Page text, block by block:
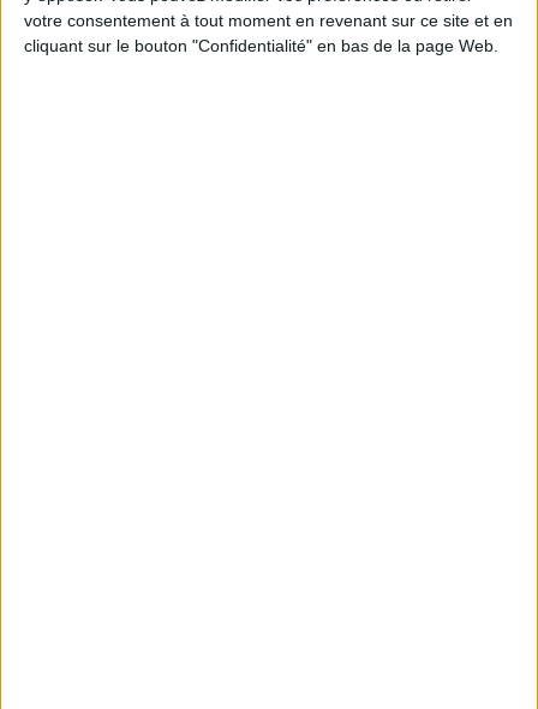
votre consentement à tout moment en revenant sur ce site et en
cliquant sur le bouton "Confidentialité" en bas de la page Web.